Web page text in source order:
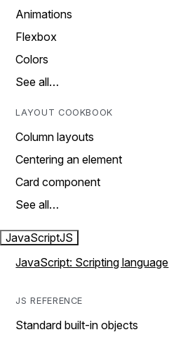
Animations
Flexbox
Colors
See all…
LAYOUT COOKBOOK
Column layouts
Centering an element
Card component
See all…
JavaScriptJS
JavaScript: Scripting language
JS REFERENCE
Standard built-in objects